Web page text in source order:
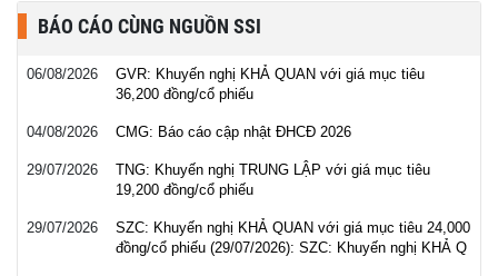
BÁO CÁO CÙNG NGUỒN SSI
06/08/2026
GVR: Khuyến nghị KHẢ QUAN với giá mục tiêu
36,200 đồng/cổ phiếu
04/08/2026 CMG: Báo cáo cập nhật ĐHCĐ 2026
29/07/2026
TNG: Khuyến nghị TRUNG LẬP với giá mục tiêu
19,200 đồng/cổ phiếu
29/07/2026
SZC: Khuyến nghị KHẢ QUAN với giá mục tiêu 24,000
đồng/cổ phiếu (29/07/2026): SZC: Khuyến nghị KHẢ Q